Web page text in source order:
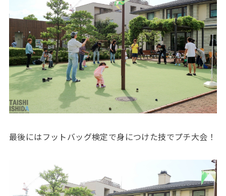
最後にはフットバッグ検定で身につけた技でプチ大会！